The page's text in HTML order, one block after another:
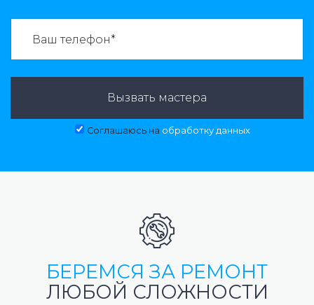
Вызвать мастера
Соглашаюсь на обработку данных
БЕРЕМСЯ ЗА РЕМОНТ
ЛЮБОЙ СЛОЖНОСТИ